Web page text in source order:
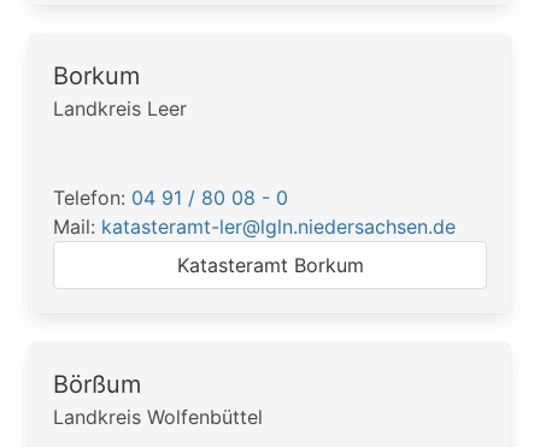
Borkum
Landkreis Leer
Telefon: 04 91 / 80 08 - 0
Mail: katasteramt-ler@lgln.niedersachsen.de
Katasteramt Borkum
Börßum
Landkreis Wolfenbüttel